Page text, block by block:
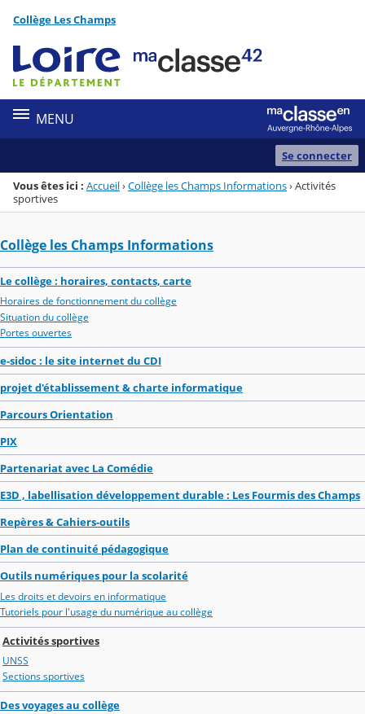
Menu de la rubrique
Contenu
Collège Les Champs
MENU
Se connecter
Vous êtes ici : Accueil›Collège les Champs Informations›Activités
sportives
Collège les Champs Informations
Le collège : horaires, contacts, carte
Horaires de fonctionnement du collège
Situation du collège
Portes ouvertes
e-sidoc : le site internet du CDI
projet d'établissement & charte informatique
Parcours Orientation
PIX
Partenariat avec La Comédie
E3D , labellisation développement durable : Les Fourmis des Champs
Repères & Cahiers-outils
Plan de continuité pédagogique
Outils numériques pour la scolarité
Les droits et devoirs en informatique
Tutoriels pour l'usage du numérique au collège
Activités sportives
UNSS
Sections sportives
Des voyages au collège